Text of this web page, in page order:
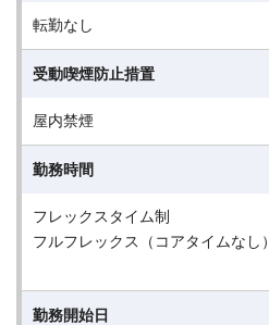
転勤なし
受動喫煙防止措置
屋内禁煙
勤務時間
フレックスタイム制
フルフレックス（コアタイムなし）
勤務開始日